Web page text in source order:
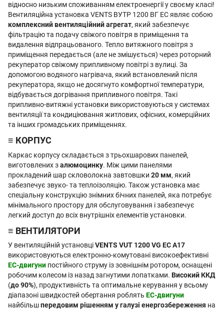
відносно низьким споживанням електроенергії у своєму класі!
Вентиляційна установка VENTS ВУТР 1200 ВГ EC являє собою
комплексний вентиляційний агрегат, який забезпечує
фільтрацію та подачу свіжого повітря в приміщення та
видалення відпрацьованого. Тепло витяжного повітря з
приміщення передається (але не змішується) через роторний
рекуператор свіжому припливному повітрі з вулиці. За
допомогою водяного нагрівача, який встановлений після
рекуператора, якщо не досягнуто комфортної температури,
відбувається догрівання припливного повітря. Такі
припливно-витяжні установки використовуються у системах
вентиляції та кондиціювання житлових, офісних, комерційних
та інших громадських приміщеннях.
≡ КОРПУС
Каркас корпусу складається з трьохшарових панелей,
виготовлених залюмоцинку. Між цими панелями
прокладений шар скловолокна завтовшки 20 мм, який
забезпечує звуко- та теплоізоляцію. Також установка має
спеціальну конструкцію знімних бічних панелей, яка потребує
мінімального простору для обслуговування і забезпечує
легкий доступ до всіх внутрішніх елементів установки.
≡ ВЕНТИЛЯТОРИ
У вентиляційній установціVENTS VUT 1200 VG EC А17
використовуються електронно-комутовані високоефективні
EC-двигуни постійного струму із зовнішнім ротором, оснащені
робочим колесом із назад загнутими лопатками. Високий ККД
(до 90%), продуктивність та оптимальне керування у всьому
діапазоні швидкостей обертання роблять ЕС-двигуни
найбільшпередовим рішенням у галузі енергозбереження на